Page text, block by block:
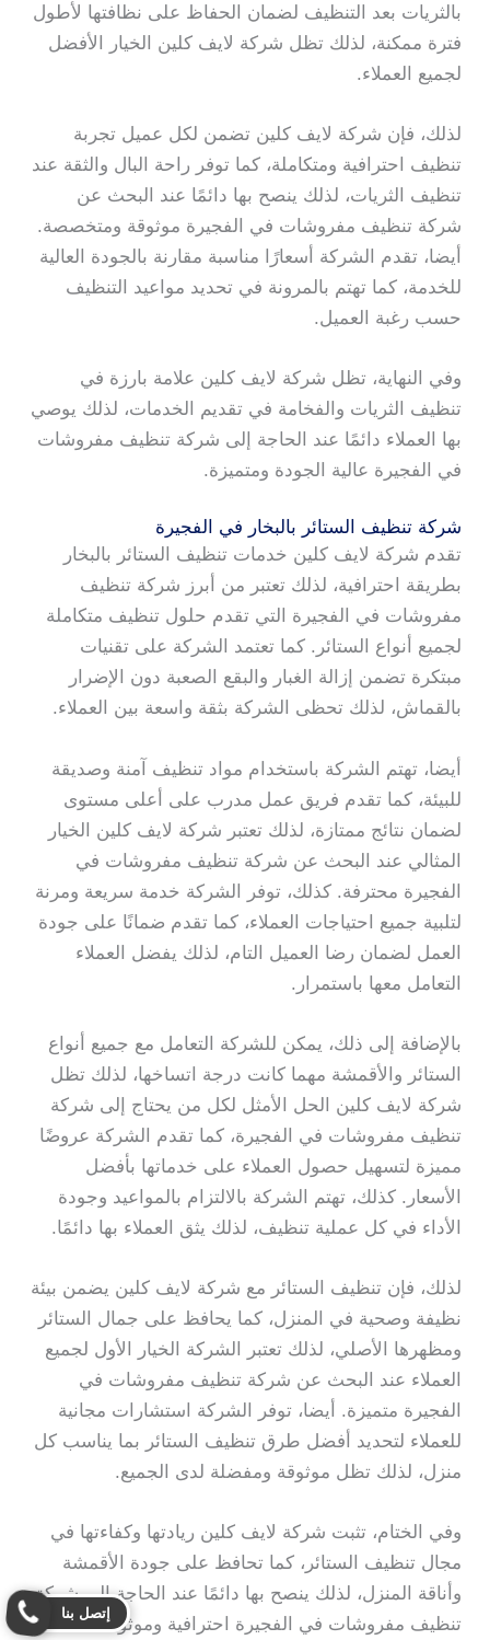
بالثريات بعد التنظيف لضمان الحفاظ على نظافتها لأطول
فترة ممكنة، لذلك تظل شركة لايف كلين الخيار الأفضل
لجميع العملاء.
لذلك، فإن شركة لايف كلين تضمن لكل عميل تجربة
تنظيف احترافية ومتكاملة، كما توفر راحة البال والثقة عند
تنظيف الثريات، لذلك ينصح بها دائمًا عند البحث عن
شركة تنظيف مفروشات في الفجيرة موثوقة ومتخصصة.
أيضا، تقدم الشركة أسعارًا مناسبة مقارنة بالجودة العالية
للخدمة، كما تهتم بالمرونة في تحديد مواعيد التنظيف
حسب رغبة العميل.
وفي النهاية، تظل شركة لايف كلين علامة بارزة في
تنظيف الثريات والفخامة في تقديم الخدمات، لذلك يوصي
بها العملاء دائمًا عند الحاجة إلى شركة تنظيف مفروشات
في الفجيرة عالية الجودة ومتميزة.
شركة تنظيف الستائر بالبخار في الفجيرة
تقدم شركة لايف كلين خدمات تنظيف الستائر بالبخار
بطريقة احترافية، لذلك تعتبر من أبرز شركة تنظيف
مفروشات في الفجيرة التي تقدم حلول تنظيف متكاملة
لجميع أنواع الستائر. كما تعتمد الشركة على تقنيات
مبتكرة تضمن إزالة الغبار والبقع الصعبة دون الإضرار
بالقماش، لذلك تحظى الشركة بثقة واسعة بين العملاء.
أيضا، تهتم الشركة باستخدام مواد تنظيف آمنة وصديقة
للبيئة، كما تقدم فريق عمل مدرب على أعلى مستوى
لضمان نتائج ممتازة، لذلك تعتبر شركة لايف كلين الخيار
المثالي عند البحث عن شركة تنظيف مفروشات في
الفجيرة محترفة. كذلك، توفر الشركة خدمة سريعة ومرنة
لتلبية جميع احتياجات العملاء، كما تقدم ضمانًا على جودة
العمل لضمان رضا العميل التام، لذلك يفضل العملاء
التعامل معها باستمرار.
بالإضافة إلى ذلك، يمكن للشركة التعامل مع جميع أنواع
الستائر والأقمشة مهما كانت درجة اتساخها، لذلك تظل
شركة لايف كلين الحل الأمثل لكل من يحتاج إلى شركة
تنظيف مفروشات في الفجيرة، كما تقدم الشركة عروضًا
مميزة لتسهيل حصول العملاء على خدماتها بأفضل
الأسعار. كذلك، تهتم الشركة بالالتزام بالمواعيد وجودة
الأداء في كل عملية تنظيف، لذلك يثق العملاء بها دائمًا.
لذلك، فإن تنظيف الستائر مع شركة لايف كلين يضمن بيئة
نظيفة وصحية في المنزل، كما يحافظ على جمال الستائر
ومظهرها الأصلي، لذلك تعتبر الشركة الخيار الأول لجميع
العملاء عند البحث عن شركة تنظيف مفروشات في
الفجيرة متميزة. أيضا، توفر الشركة استشارات مجانية
للعملاء لتحديد أفضل طرق تنظيف الستائر بما يناسب كل
منزل، لذلك تظل موثوقة ومفضلة لدى الجميع.
وفي الختام، تثبت شركة لايف كلين ريادتها وكفاءتها في
مجال تنظيف الستائر، كما تحافظ على جودة الأقمشة
وأناقة المنزل، لذلك ينصح بها دائمًا عند الحاجة إلى شركة
تنظيف مفروشات في الفجيرة احترافية وموثوقة.
إتصل بنا